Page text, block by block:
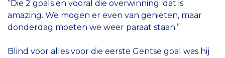
“Die 2 goals en vooral die overwinning: dat is
amazing. We mogen er even van genieten, maar
donderdag moeten we weer paraat staan.”
Blind voor alles voor die eerste Gentse goal was hij